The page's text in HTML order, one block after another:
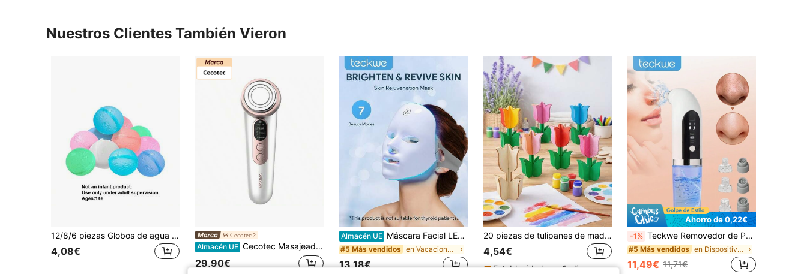
Nuestros Clientes También Vieron
12/8/6 piezas Globos de agua reutilizables de llenado rápido para verano, adecuados para piscina, playa y juegos divertidos al aire libre, set de deportes acuáticos de piscina y playa y flotadores de piscina, regalos para fiestas de verano, no aptos para bebés y niños pequeños (color aleatorio)
4,08€
Cecotec
Almacén UE Cecotec Masajeador facial Bamba FaceCare LightSonic, 3 Modos, Tecnología Iónica, Tecnología de Electroestimulación EMS, 5 Niveles de intensidad, Pantalla LCD, Autonomía de 60min
29,90€
Almacén UE Máscara Facial LED, Máscara Facial LED de 7 Colores, Máscara Facial LED Inalámbrica para Cuidado de la Piel, Instrumento de Belleza Facial Herramienta de Cuidado de la Piel Máscara de Cuidado de la Piel Facial para Uso en Salones de Belleza y en el Hogar Regalo de Día de San Valentín y Cumpleaños
#5 Más vendidos en Vacaciones Dispositivos de belleza facial
13,18€
20 piezas de tulipanes de madera, manualidades de tulipanes DIY, decoraciones florales 3D pintables, suministros para fiestas de primavera, actividad de pintura para fiestas de cumpleaños, decoraciones de tulipanes, decoraciones de jardín, decoraciones de exterior de primavera, manualidades creativas DIY, decoraciones de escritorio y gabinete, decoración del hogar, decoración de la habitación, recompensas de aula, útiles escolares, regalos de cumpleaños, rellenos de bolsas de fiesta, recuerdos de fiesta
4,54€
Establecido hace 1 año
Ahorro de 0,22€
-1% Teckwe Removedor de Puntos Negros Limpiador de Poros, Kit de Limpieza Facial con Succión de Vacío para Eliminar el Acné 3 Modos & 6 Cabezales de Repuesto para Limpieza Facial
#5 Más vendidos en Dispositivo de limpieza de poros Aparatos de li
11,49€ 11,71€